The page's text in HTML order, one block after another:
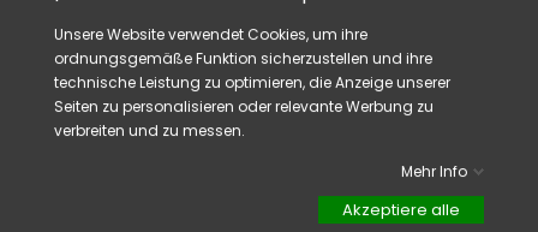
anzupassen. Anschließend einige Sekunden
lang leichten Druck ausüben, um die Kapsel zu
fixieren und eine optimale Haftung zu
gewährleisten.
Rat :
Achten Sie darauf, den klebenden Teil der Jelly
berühren, um deren Wirksamkeit nicht zu
Unsere Website verwendet Cookies, um ihre
ordnungsgemäße Funktion sicherzustellen und ihre
technische Leistung zu optimieren, die Anzeige unserer
Seiten zu personalisieren oder relevante Werbung zu
verbreiten und zu messen.
Mehr Info
Akzeptiere alle